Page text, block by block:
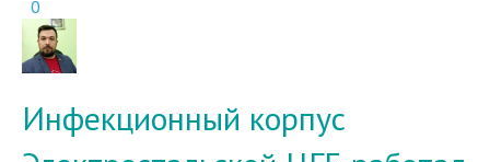
Электростальской ЦГБ работал